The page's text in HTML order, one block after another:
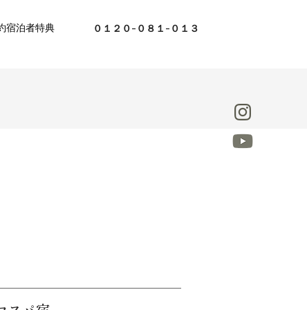
宿泊者特典 ０１２０-０８１-０１３